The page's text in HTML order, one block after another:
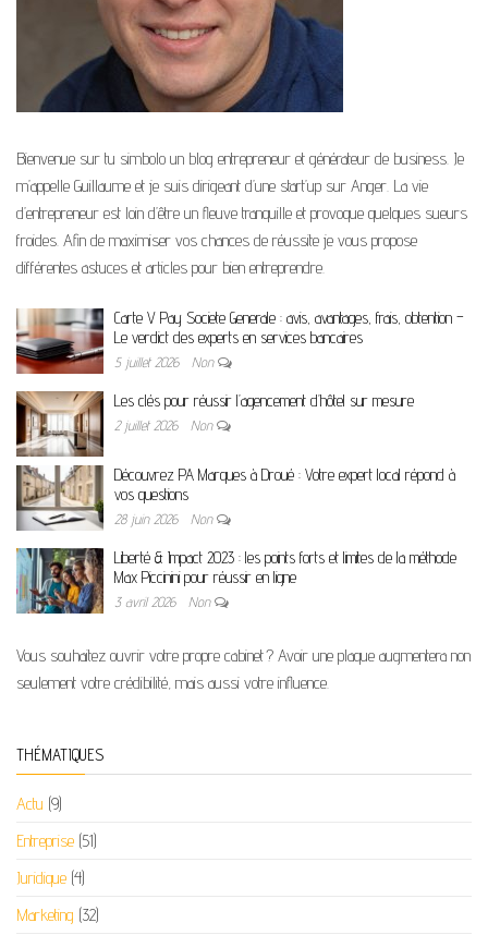
Bienvenue sur tu simbolo un blog entrepreneur et générateur de business. Je
m’appelle Guillaume et je suis dirigeant d’une start’up sur Anger. La vie
d’entrepreneur est loin d’être un fleuve tranquille et provoque quelques sueurs
froides. Afin de maximiser vos chances de réussite je vous propose
différentes astuces et articles pour bien entreprendre.
Carte V Pay Societe Generale : avis, avantages, frais, obtention –
Le verdict des experts en services bancaires
5 juillet 2026 Non
Les clés pour réussir l’agencement d’hôtel sur mesure
2 juillet 2026 Non
Découvrez PA Marques à Droué : Votre expert local répond à
vos questions
28 juin 2026 Non
Liberté & Impact 2023 : les points forts et limites de la méthode
Max Piccinini pour réussir en ligne
3 avril 2026 Non
Vous souhaitez ouvrir votre propre cabinet ? Avoir une plaque augmentera non
seulement votre crédibilité, mais aussi votre influence.
THÉMATIQUES
Actu (9)
Entreprise (51)
Juridique (4)
Marketing (32)